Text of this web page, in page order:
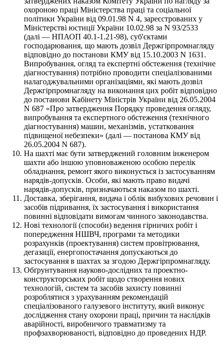
охороною праці Міністерства праці та соціальної
політики України від 09.01.98 N 4, зареєстрованих у
Міністерстві юстиції України 10.02.98 за N 93/2533
(далі — НПАОП 40.1-1.21-98), суб'єктами
господарювання, що мають дозвіл Держгірпромнагляду
відповідно до постанови КМУ від 15.10.2003 N 1631.
Випробування, огляд та експертні обстеження (технічне
діагностування) потрібно проводити спеціалізованими
налагоджувальними організаціями, які мають дозвіл
Держгірпромнагляду на виконання цих робіт відповідно
до постанови Кабінету Міністрів України від 26.05.2004
N 687 «Про затвердження Порядку проведення огляду,
випробування та експертного обстеження (технічного
діагностування) машин, механізмів, устатковання
підвищеної небезпеки» (далі — постанова КМУ від
26.05.2004 N 687).
На шахті має бути затверджений головним інженером
шахти або іншою уповноваженою особою перелік
обладнання, ремонт якого виконується із застосуванням
нарядів-допусків. Особи, які мають право видачі
нарядів-допусків, призначаються наказом по шахті.
Доставка, зберігання, видача і облік вибухових речовин і
засобів підривання, їх застосування і використання
повинні відповідати вимогам чинного законодавства.
Нові технології (способи) ведення гірничих робіт і
попередження НШВЧ, програми та методики
розрахунків (проектування) систем провітрювання,
дегазації, енергопостачання допускаються до
застосування в шахтах за згодою Держгірпромнагляду.
Обґрунтування науково-дослідних та проектно-
конструкторських робіт щодо створення нових
технологій, систем та засобів захисту повинні
розроблятися з урахуванням рекомендацій
спеціалізованого галузевого інституту, який виконує
дослідження стану охорони праці, причин та наслідків
аварійності, виробничого травматизму та
профзахворюваності, відповідно до проведених НДР.